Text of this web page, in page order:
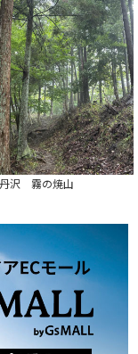
沢 霧の焼山